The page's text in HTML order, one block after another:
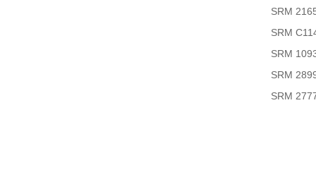
SRM
SRM
SRM
SRM
SRM